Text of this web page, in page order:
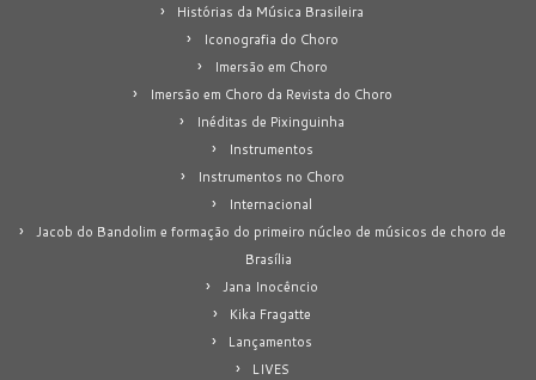
Histórias da Música Brasileira
Iconografia do Choro
Imersão em Choro
Imersão em Choro da Revista do Choro
Inéditas de Pixinguinha
Instrumentos
Instrumentos no Choro
Internacional
Jacob do Bandolim e formação do primeiro núcleo de músicos de choro de
Brasília
Jana Inocêncio
Kika Fragatte
Lançamentos
LIVES